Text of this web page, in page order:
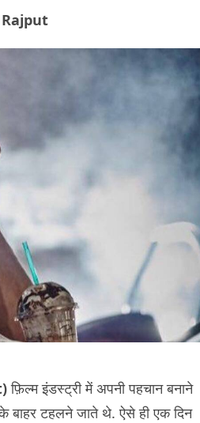
Rajput
फ़िल्म इंडस्ट्री में अपनी पहचान बनाने
टहलने जाते थे. ऐसे ही एक दिन